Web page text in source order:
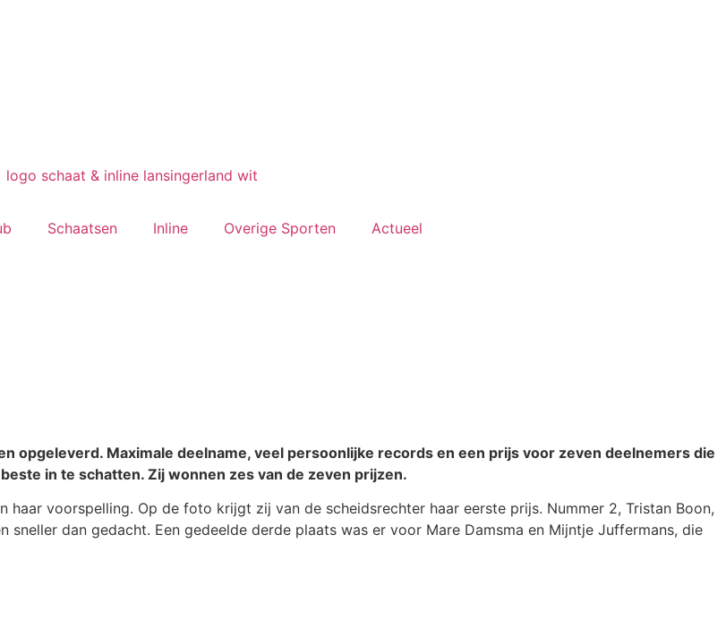
Schaatsen Inline Overige Sporten Actueel
opgeleverd. Maximale deelname, veel persoonlijke records en een prijs voor zeven deelnemers die
in te schatten. Zij wonnen zes van de zeven prijzen.
haar voorspelling. Op de foto krijgt zij van de scheidsrechter haar eerste prijs. Nummer 2, Tristan Boon,
dan gedacht. Een gedeelde derde plaats was er voor Mare Damsma en Mijntje Juffermans, die